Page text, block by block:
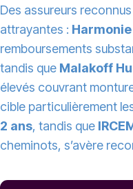
Des assureurs
attrayantes :
remboursements
tandis que Malakoff
élevés couvrant
cible particulièrement
2 ans, tandis que
cheminots, s’avère